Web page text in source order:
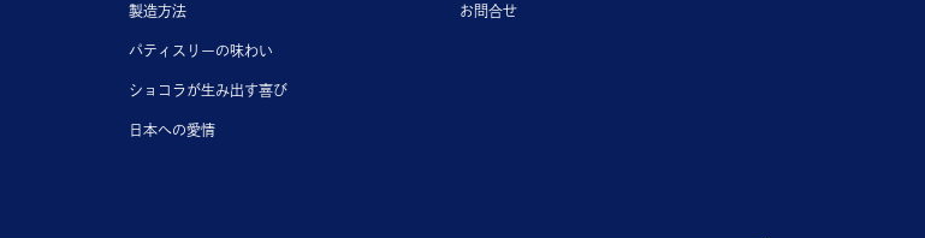
製造方法
パティスリーの味わい
ショコラが生み出す喜び
日本への愛情
お問合せ